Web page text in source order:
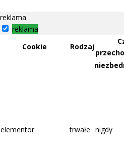
reklama
reklama
Cookie
Rodzaj
elementor trwałe nigdy